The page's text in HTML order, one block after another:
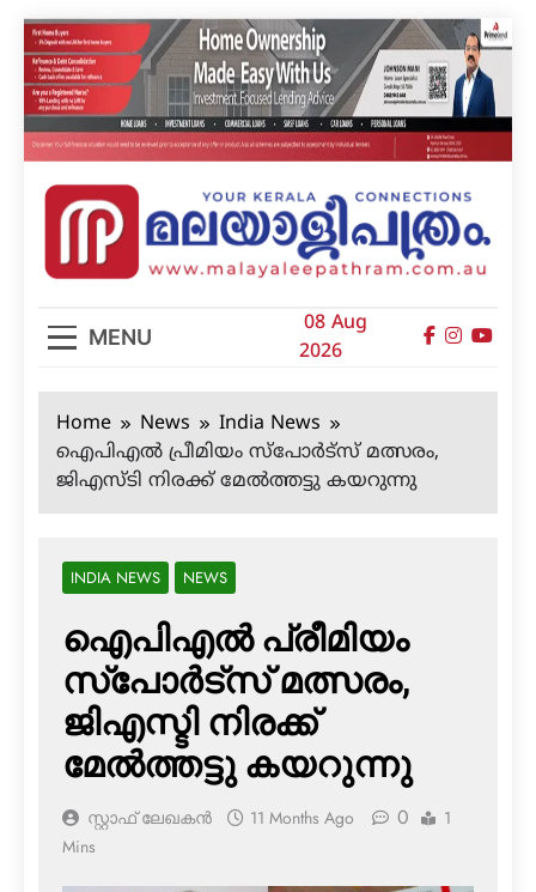
Skip
to
content
മലയാളിപത്രം
MENU
08 Aug
2026
Home News
India News
ഐപിഎല്‍ പ്രീമിയം സ്‌പോര്‍ട്‌സ് മത്സരം,
ജിഎസ്ടി നിരക്ക് മേല്‍ത്തട്ടു കയറുന്നു
INDIA NEWS NEWS
ഐപിഎല്‍ പ്രീമിയം
സ്‌പോര്‍ട്‌സ് മത്സരം,
ജിഎസ്ടി നിരക്ക്
മേല്‍ത്തട്ടു കയറുന്നു
സ്റ്റാഫ് ലേഖകൻ 11 Months Ago 0
1
Mins